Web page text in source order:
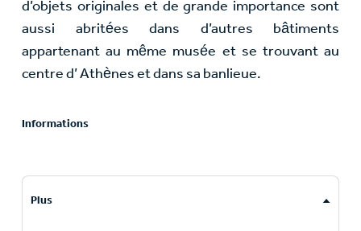
d’objets originales et de grande importance sont
aussi abritées dans d’autres bâtiments
appartenant au même musée et se trouvant au
centre d’ Athènes et dans sa banlieue.
Informations
Plus